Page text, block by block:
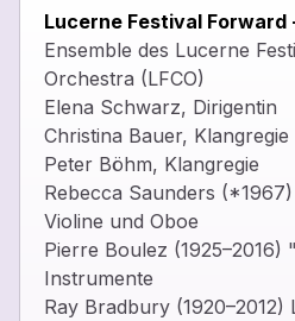
Lucerne Festival Forward
Ensemble des Lucerne
Orchestra (LFCO)
Elena Schwarz, Dirigentin
Christina Bauer, Klangregie
Peter Böhm, Klangregie
Rebecca Saunders
Violine und Oboe
Pierre Boulez
Instrumente
Ray Bradbury (1920–2012)